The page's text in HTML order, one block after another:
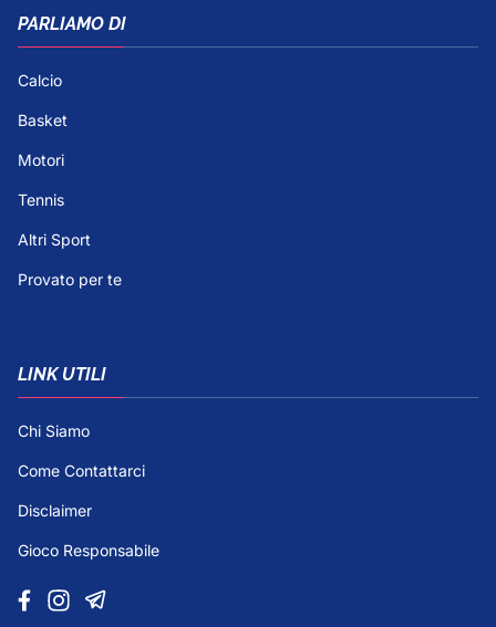
PARLIAMO DI
Calcio
Basket
Motori
Tennis
Altri Sport
Provato per te
LINK UTILI
Chi Siamo
Come Contattarci
Disclaimer
Gioco Responsabile